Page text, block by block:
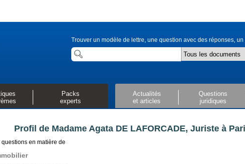
Trouver un modèle de lettre, une question avec des réponses,
Packs
experts
Actualités
et articles
Questions
juridiques
Profil de Madame Agata DE LAFORCADE, Juriste à
en matière de